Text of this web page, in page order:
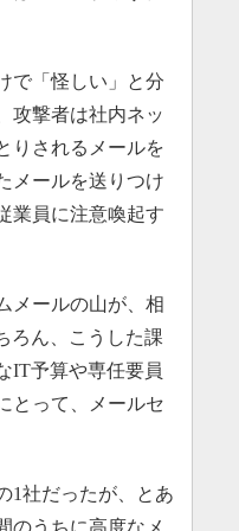
で「怪しい」と分
攻撃者は社内ネッ
りされるメールを
メールを送りつけ
業員に注意喚起す
メールの山が、相
ろん、こうした課
IT予算や専任要員
とって、メールセ
1社だったが、とあ
のうちに高度なメ